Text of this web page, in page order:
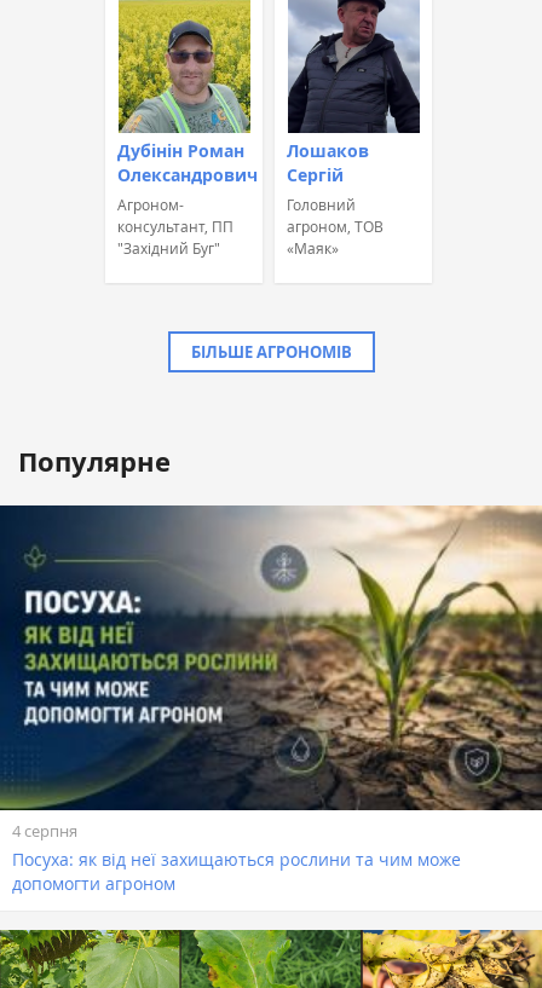
Дубінін Роман
Олександрович
Агроном-
консультант, ПП
"Західний Буг"
Лошаков
Сергій
Головний
агроном, ТОВ
«Маяк»
БІЛЬШЕ АГРОНОМІВ
Популярне
4 серпня
Посуха: як від неї захищаються рослини та чим може
допомогти агроном